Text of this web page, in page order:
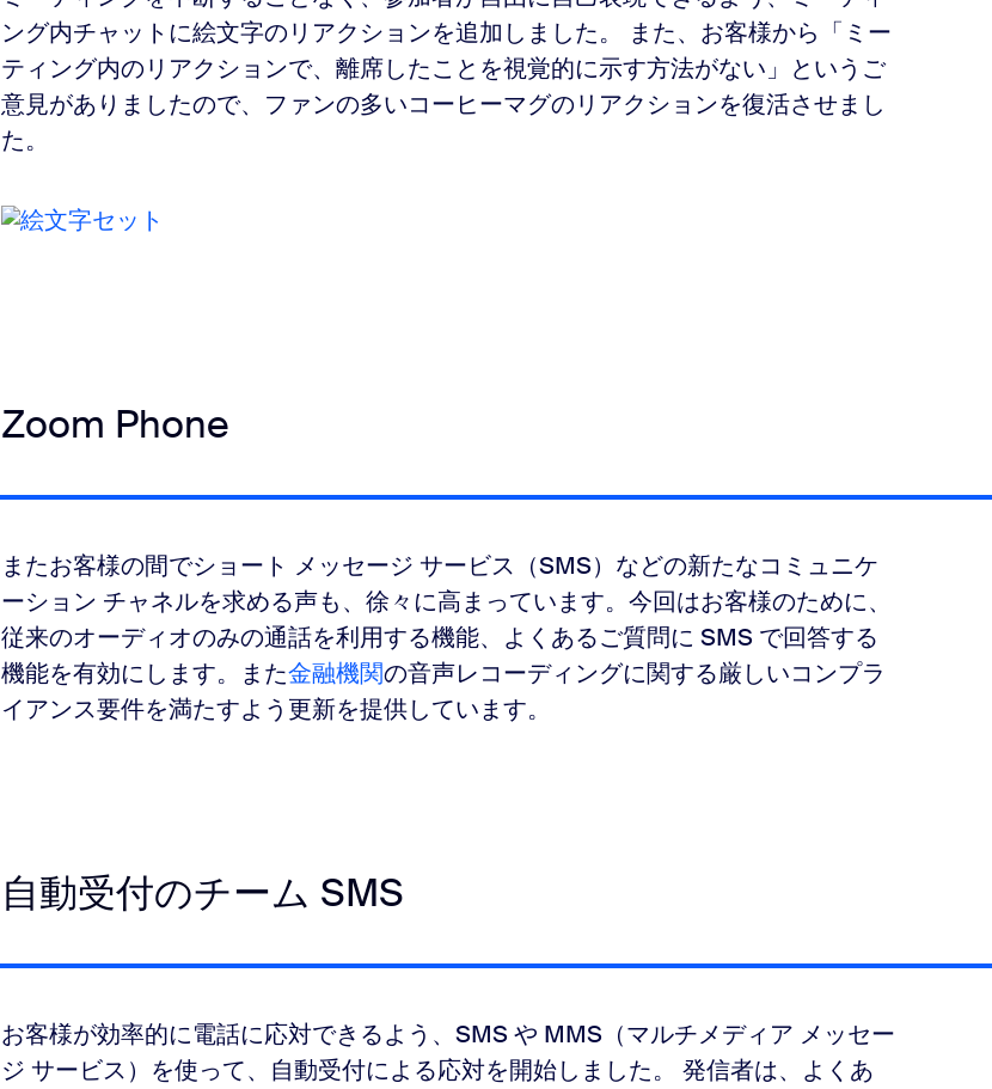
ング内チャットに絵文字のリアクションを追加しました。 また、お客様から「ミー
ティング内のリアクションで、離席したことを視覚的に示す方法がない」というご
意見がありましたので、ファンの多いコーヒーマグのリアクションを復活させまし
た。
Zoom Phone
またお客様の間でショート メッセージ サービス（SMS）などの新たなコミュニケ
ーション チャネルを求める声も、徐々に高まっています。今回はお客様のために、
従来のオーディオのみの通話を利用する機能、よくあるご質問に SMS で回答する
機能を有効にします。また金融機関の音声レコーディングに関する厳しいコンプラ
イアンス要件を満たすよう更新を提供しています。
自動受付のチーム SMS
お客様が効率的に電話に応対できるよう、SMS や MMS（マルチメディア メッセー
ジ サービス）を使って、自動受付による応対を開始しました。 発信者は、よくあ